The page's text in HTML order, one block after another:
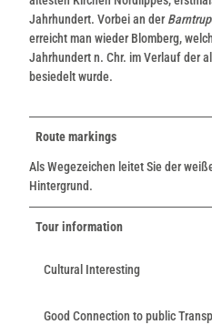
Jahrhundert. Vorbei an derBarntrup
erreicht man wieder Blomberg,
Jahrhundert n. Chr. im Verlauf der
besiedelt wurde.
Route markings
Als Wegezeichen leitet Sie der
Hintergrund.
Tour information
Cultural Interesting
Good Connection to public